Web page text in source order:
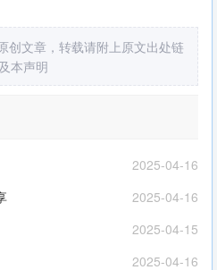
创文章，转载请附上原文出处链
本声明
2025-04-16
2025-04-16
2025-04-15
2025-04-16